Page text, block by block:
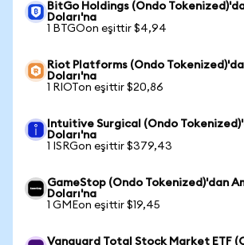
BitGo Holdings (Ondo
Doları'na
1 BTGOon eşittir $4,94
Riot Platforms (Ondo
Doları'na
1 RIOTon eşittir $20,86
Intuitive Surgical (Ondo
Doları'na
1 ISRGon eşittir $379,43
GameStop (Ondo Tokenized)'dan
Doları'na
1 GMEon eşittir $19,45
Vanguard Total Stock Market ETF